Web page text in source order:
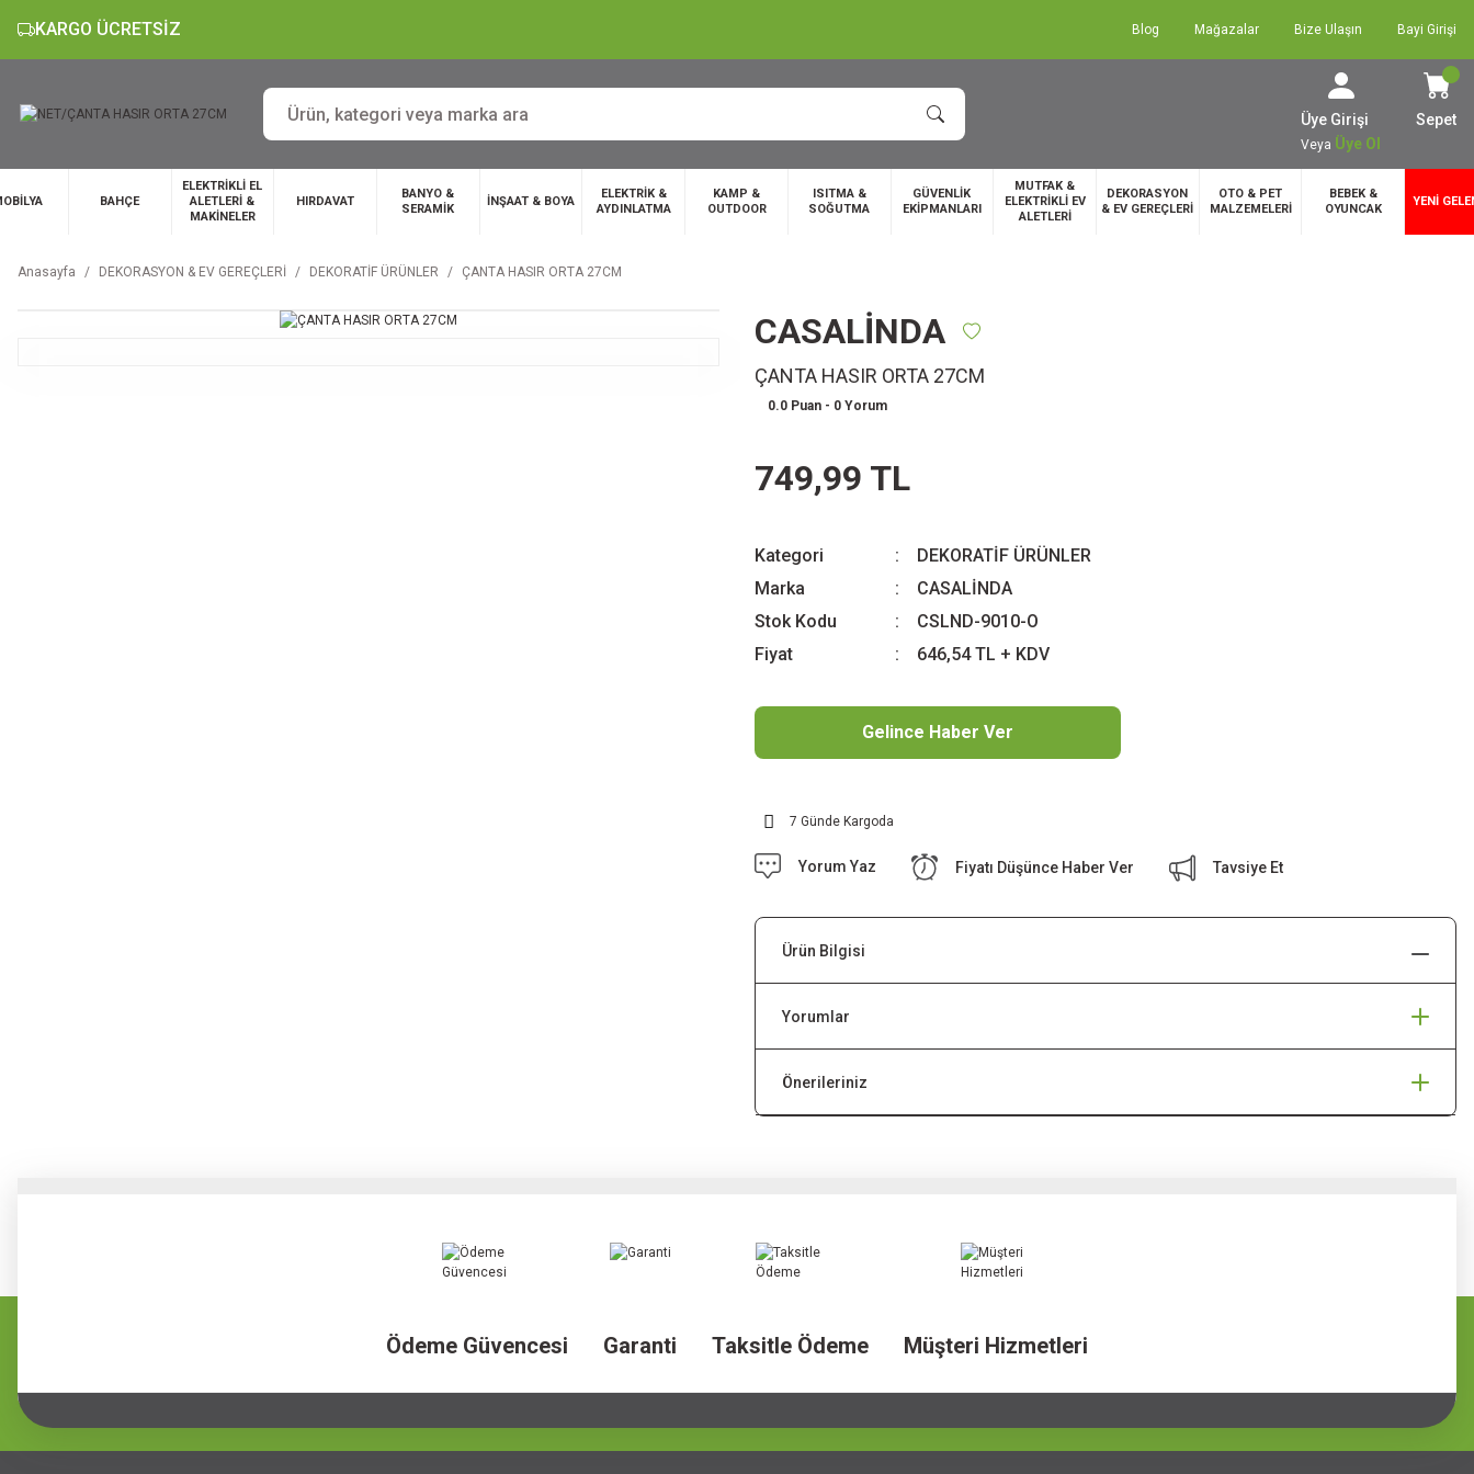
KARGO ÜCRETSİZ Blog Mağazalar Bize Ulaşın Bayi Girişi
Üye Girişi
Veya Üye Ol
Sepet
BAHÇE
ELEKTRİKLİ EL
ALETLERİ &
MAKİNELER
HIRDAVAT
BANYO &
SERAMİK
İNŞAAT & BOYA
ELEKTRİK &
AYDINLATMA
KAMP &
OUTDOOR
ISITMA &
SOĞUTMA
GÜVENLİK
EKİPMANLARI
MUTFAK &
ELEKTRİKLİ EV
ALETLERİ
DEKORASYON
& EV GEREÇLERİ
OTO & PET
MALZEMELERİ
BEBEK &
OYUNCAK
YENİ
Anasayfa DEKORASYON & EV GEREÇLERİ DEKORATİF ÜRÜNLER ÇANTA HASIR ORTA 27CM
CASALİNDA
ÇANTA HASIR ORTA 27CM
0.0 Puan - 0 Yorum
749,99 TL
Kategori
DEKORATİF ÜRÜNLER
Marka
CASALİNDA
Stok Kodu
CSLND-9010-O
Fiyat
646,54 TL + KDV
Gelince Haber Ver
7 Günde Kargoda
Yorum Yaz Fiyatı Düşünce Haber Ver Tavsiye Et
Ürün Bilgisi
Yorumlar
Önerileriniz
Ödeme Güvencesi Garanti Taksitle Ödeme Müşteri Hizmetleri